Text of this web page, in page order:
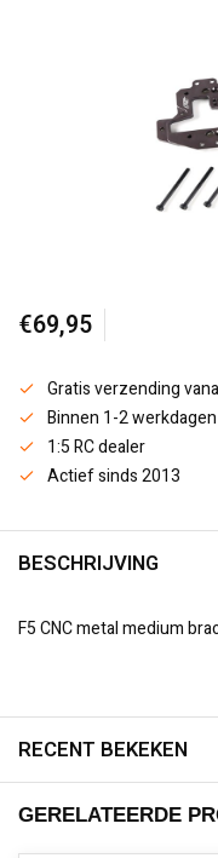
€69,95
Gratis verzending
Binnen 1-2
1:5 RC dealer
Actief sinds 2013
BESCHRIJVING
F5 CNC metal medium
RECENT BEKEKEN
GERELATEERDE